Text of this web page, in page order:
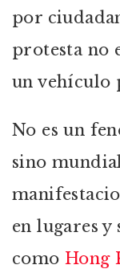
por
protesta no
un vehículo
No es un
sino
en lugares y
como Hong